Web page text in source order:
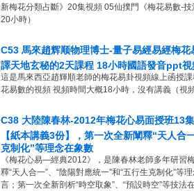
新梅花分類占斷》20集視頻 05仙撲門《梅花易數-
20小時）
C53 馬來趙辉顺物理博士-量子易經易經梅
譯天地玄秘的2天課程 18小時國語發音ppt
這是馬來西亞趙輝順老師的梅花易卦視頻線上函授
花易數的視頻 視頻時間大概18小時，沒有講義（視
C38 大陸陳春林-2012年梅花心易面授班13
【紙本講義3份】，第一次全新闡釋“天人合
克制化”等理念在象數
《梅花心易—經典2012》，是陳春林老師多年研習
釋“天人合一”、“陰陽對應統一”和“五行生克制化”等
言；第一次全新剖析“時空取象”、“預設時空”等技